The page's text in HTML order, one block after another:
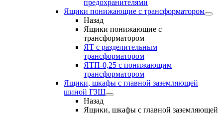
предохранителями
Ящики понижающие с трансформатором
Назад
Ящики понижающие с
трансформатором
ЯТ с разделительным
трансформатором
ЯТП-0,25 с понижающим
трансформатором
Ящики, шкафы с главной заземляющей
шиной ГЗШ
Назад
Ящики, шкафы с главной заземляющей